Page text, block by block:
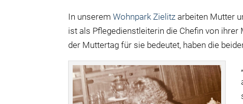
In unseremWohnpark Zielitz arbeiten Mutter
ist als Pflegedienstleiterin die Chefin von
der Muttertag für sie bedeutet, haben die